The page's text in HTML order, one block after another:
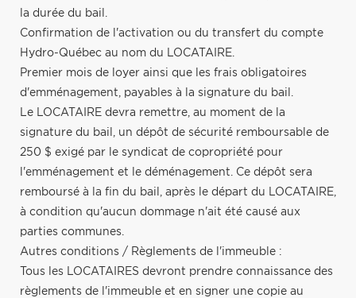
la durée du bail.
Confirmation de l'activation ou du transfert du compte
Hydro-Québec au nom du LOCATAIRE.
Premier mois de loyer ainsi que les frais obligatoires
d'emménagement, payables à la signature du bail.
Le LOCATAIRE devra remettre, au moment de la
signature du bail, un dépôt de sécurité remboursable de
250 $ exigé par le syndicat de copropriété pour
l'emménagement et le déménagement. Ce dépôt sera
remboursé à la fin du bail, après le départ du LOCATAIRE,
à condition qu'aucun dommage n'ait été causé aux
parties communes.
Autres conditions / Règlements de l'immeuble :
Tous les LOCATAIRES devront prendre connaissance des
règlements de l'immeuble et en signer une copie au